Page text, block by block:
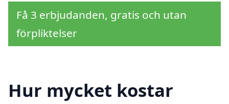
Få 3 erbjudanden, gratis och utan
förpliktelser
Hur mycket kostar